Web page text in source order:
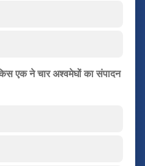
एक ने चार अश्वमेघों का संपादन